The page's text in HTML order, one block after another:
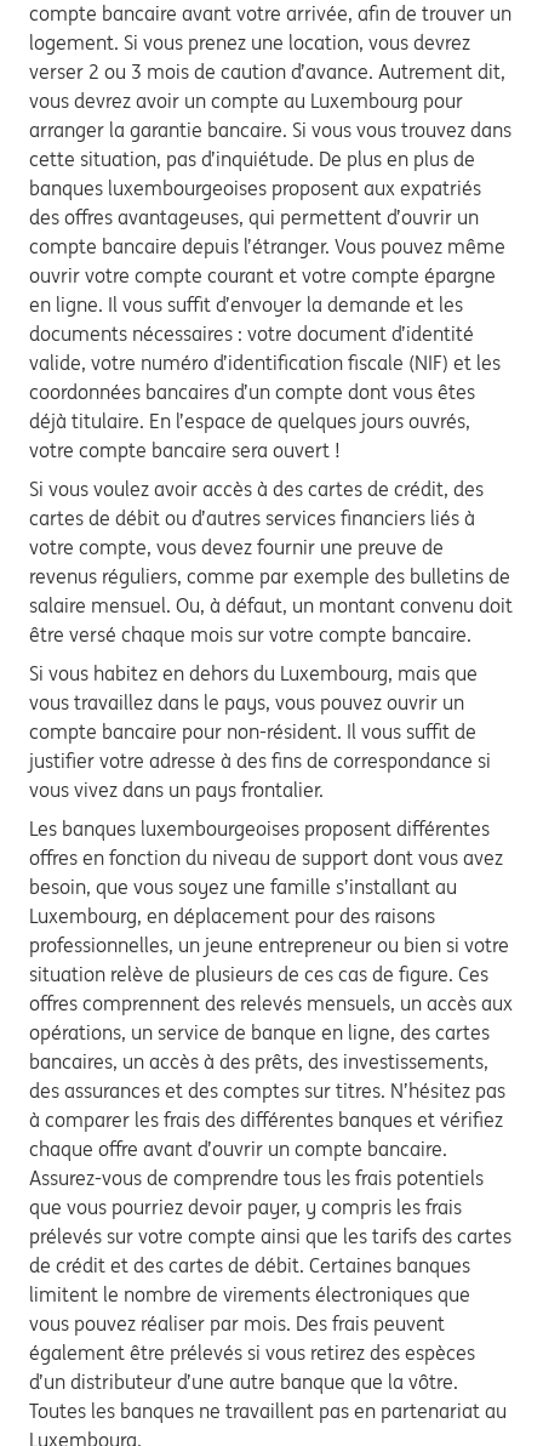
compte bancaire avant votre arrivée, afin de trouver un
logement. Si vous prenez une location, vous devrez
verser 2 ou 3 mois de caution d’avance. Autrement dit,
vous devrez avoir un compte au Luxembourg pour
arranger la garantie bancaire. Si vous vous trouvez dans
cette situation, pas d’inquiétude. De plus en plus de
banques luxembourgeoises proposent aux expatriés
des offres avantageuses, qui permettent d’ouvrir un
compte bancaire depuis l’étranger. Vous pouvez même
ouvrir votre compte courant et votre compte épargne
en ligne. Il vous suffit d’envoyer la demande et les
documents nécessaires : votre document d’identité
valide, votre numéro d’identification fiscale (NIF) et les
coordonnées bancaires d’un compte dont vous êtes
déjà titulaire. En l’espace de quelques jours ouvrés,
votre compte bancaire sera ouvert !
Si vous voulez avoir accès à des cartes de crédit, des
cartes de débit ou d’autres services financiers liés à
votre compte, vous devez fournir une preuve de
revenus réguliers, comme par exemple des bulletins de
salaire mensuel. Ou, à défaut, un montant convenu doit
être versé chaque mois sur votre compte bancaire.
Si vous habitez en dehors du Luxembourg, mais que
vous travaillez dans le pays, vous pouvez ouvrir un
compte bancaire pour non-résident. Il vous suffit de
justifier votre adresse à des fins de correspondance si
vous vivez dans un pays frontalier.
Les banques luxembourgeoises proposent différentes
offres en fonction du niveau de support dont vous avez
besoin, que vous soyez une famille s’installant au
Luxembourg, en déplacement pour des raisons
professionnelles, un jeune entrepreneur ou bien si votre
situation relève de plusieurs de ces cas de figure. Ces
offres comprennent des relevés mensuels, un accès aux
opérations, un service de banque en ligne, des cartes
bancaires, un accès à des prêts, des investissements,
des assurances et des comptes sur titres. N’hésitez pas
à comparer les frais des différentes banques et vérifiez
chaque offre avant d’ouvrir un compte bancaire.
Assurez-vous de comprendre tous les frais potentiels
que vous pourriez devoir payer, y compris les frais
prélevés sur votre compte ainsi que les tarifs des cartes
de crédit et des cartes de débit. Certaines banques
limitent le nombre de virements électroniques que
vous pouvez réaliser par mois. Des frais peuvent
également être prélevés si vous retirez des espèces
d’un distributeur d’une autre banque que la vôtre.
Toutes les banques ne travaillent pas en partenariat au
Luxembourg.